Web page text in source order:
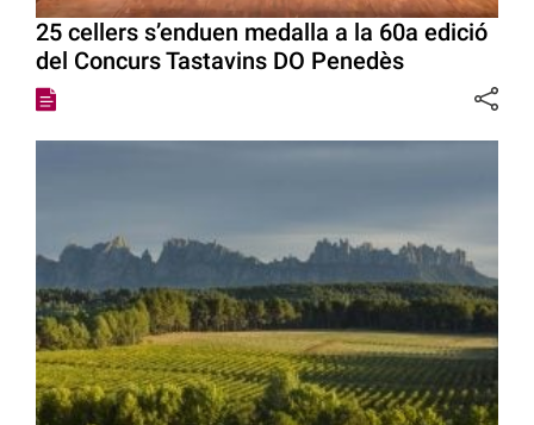
25 cellers s’enduen medalla a la 60a edició
del Concurs Tastavins DO Penedès